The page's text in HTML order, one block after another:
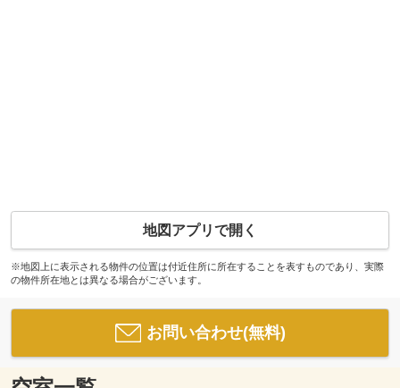
地図アプリで開く
※地図上に表示される物件の位置は付近住所に所在することを表すものであり、実際
の物件所在地とは異なる場合がございます。
お問い合わせ(無料)